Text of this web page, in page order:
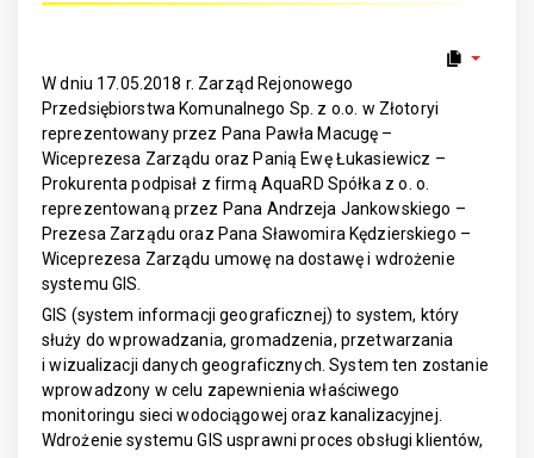
W dniu 17.05.2018 r. Zarząd Rejonowego
Przedsiębiorstwa Komunalnego Sp. z o.o. w Złotoryi
reprezentowany przez Pana Pawła Macugę –
Wiceprezesa Zarządu oraz Panią Ewę Łukasiewicz –
Prokurenta podpisał z firmą AquaRD Spółka z o. o.
reprezentowaną przez Pana Andrzeja Jankowskiego –
Prezesa Zarządu oraz Pana Sławomira Kędzierskiego –
Wiceprezesa Zarządu umowę na dostawę i wdrożenie
systemu GIS.
GIS (system informacji geograficznej) to system, który
służy do wprowadzania, gromadzenia, przetwarzania
i wizualizacji danych geograficznych. System ten zostanie
wprowadzony w celu zapewnienia właściwego
monitoringu sieci wodociągowej oraz kanalizacyjnej.
Wdrożenie systemu GIS usprawni proces obsługi klientów,